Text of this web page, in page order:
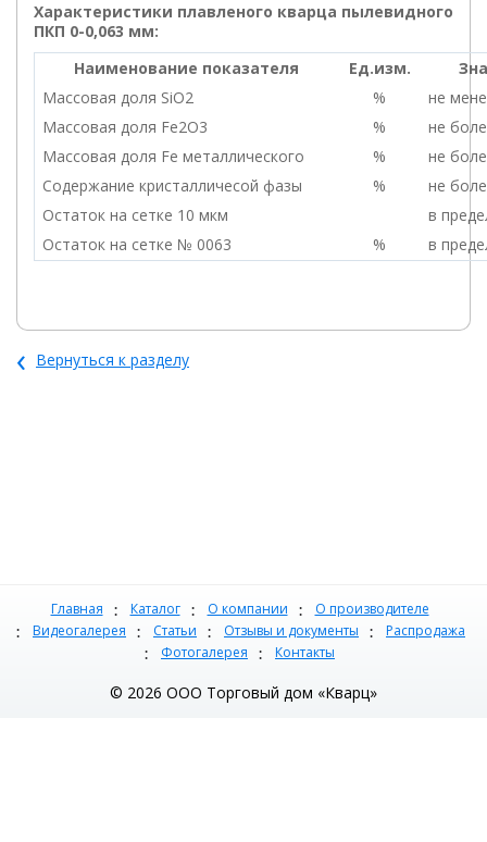
Характеристики плавленого кварца пылевидного
ПКП 0-0,063 мм:
Наименование показателя
Ед.изм.
Массовая доля SiO2
%
не
Массовая доля Fe2O3
%
не
Массовая доля Fe металлического
%
не
Содержание кристалличесой фазы
%
не
Остаток на сетке 10 мкм
в
Остаток на сетке № 0063
% в
‹ Вернуться к разделу
Главная Каталог О компании
О производителе
Видеогалерея
Статьи Отзывы и документы
Распродажа
Фотогалерея
Контакты
© 2026 ООО Торговый дом «Кварц»